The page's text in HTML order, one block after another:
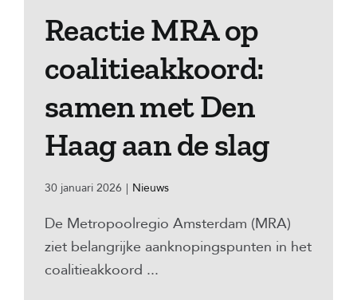
Reactie MRA op
coalitieakkoord:
samen met Den
Haag aan de slag
30 januari 2026 | Nieuws
De Metropoolregio Amsterdam (MRA)
ziet belangrijke aanknopingspunten in het
coalitieakkoord ...